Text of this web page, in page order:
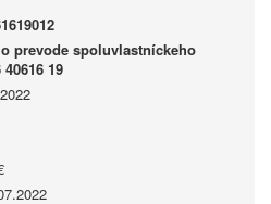
prevode spoluvlastníckeho
19